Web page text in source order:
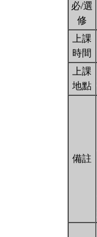
必/選
修
上課
時間
上課
地點
備註